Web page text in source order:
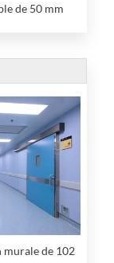
de 50 mm
de 102